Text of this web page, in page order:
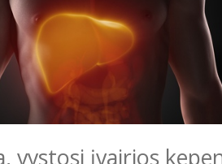
vystosi įvairios